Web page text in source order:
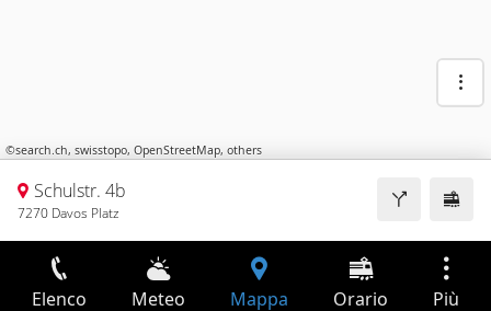
©search.ch, swisstopo, OpenStreetMap, others
Schulstr. 4b
7270 Davos Platz
Elenco Meteo Mappa Orario Più